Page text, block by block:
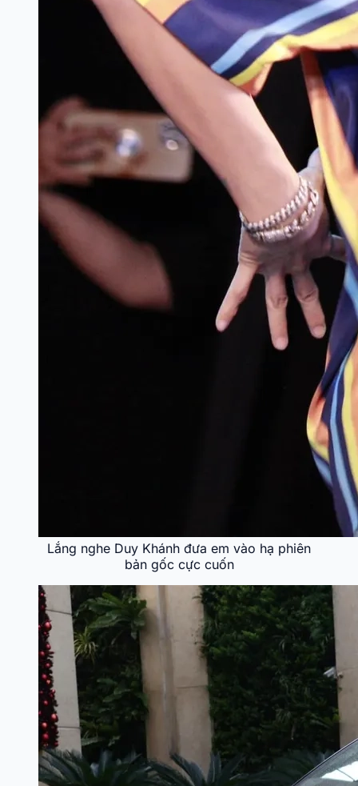
Lắng nghe Duy Khánh đưa em vào hạ phiên
bản gốc cực cuốn